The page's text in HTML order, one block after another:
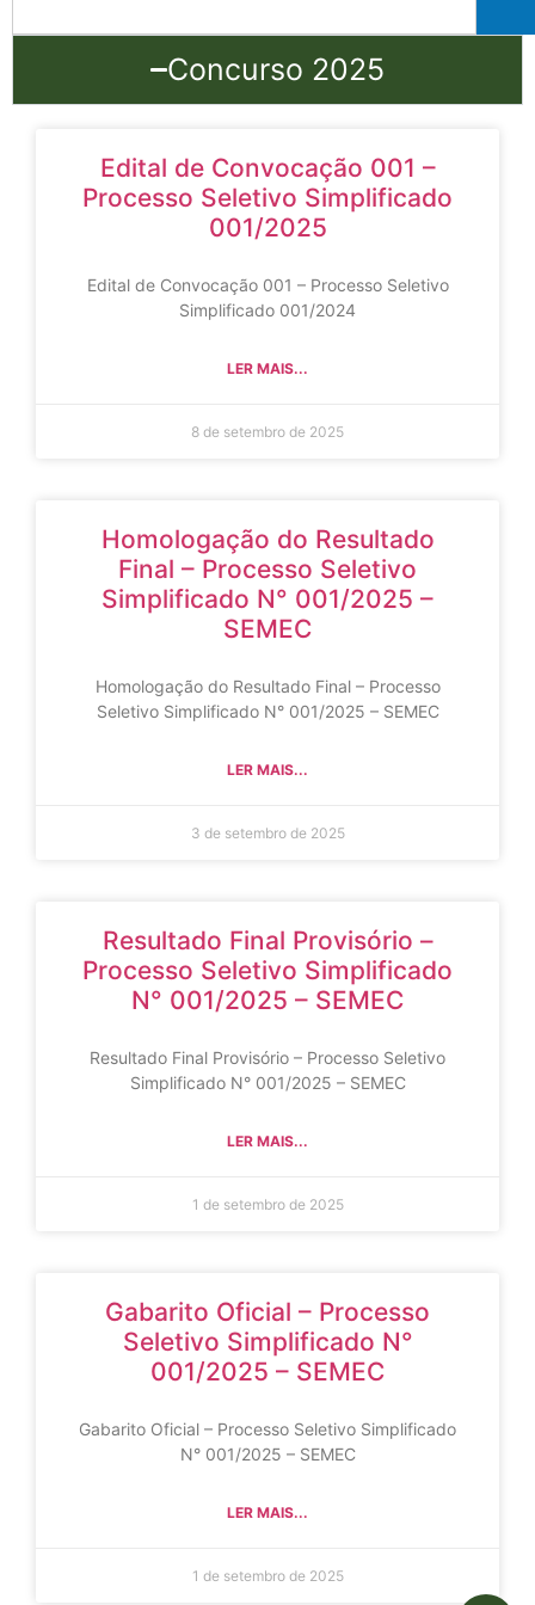
Concurso 2025
Edital de Convocação 001 –
Processo Seletivo Simplificado
001/2025
Edital de Convocação 001 – Processo Seletivo
Simplificado 001/2024
LER MAIS...
8 de setembro de 2025
Homologação do Resultado
Final – Processo Seletivo
Simplificado N° 001/2025 –
SEMEC
Homologação do Resultado Final – Processo
Seletivo Simplificado N° 001/2025 – SEMEC
LER MAIS...
3 de setembro de 2025
Resultado Final Provisório –
Processo Seletivo Simplificado
N° 001/2025 – SEMEC
Resultado Final Provisório – Processo Seletivo
Simplificado N° 001/2025 – SEMEC
LER MAIS...
1 de setembro de 2025
Gabarito Oficial – Processo
Seletivo Simplificado N°
001/2025 – SEMEC
Gabarito Oficial – Processo Seletivo Simplificado
N° 001/2025 – SEMEC
LER MAIS...
1 de setembro de 2025